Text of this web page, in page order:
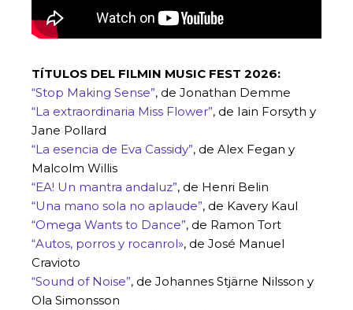
TÍTULOS DEL FILMIN MUSIC FEST 2026:
“Stop Making Sense”, de Jonathan Demme
“La extraordinaria Miss Flower”, de Iain Forsyth y
Jane Pollard
“La esencia de Eva Cassidy”, de Alex Fegan y
Malcolm Willis
“EA! Un mantra andaluz”, de Henri Belin
“Una mano sola no aplaude”, de Kavery Kaul
“Omega Wants to Dance”, de Ramon Tort
“Autos, porros y rocanrol», de José Manuel
Cravioto
“Sound of Noise”, de Johannes Stjärne Nilsson y
Ola Simonsson